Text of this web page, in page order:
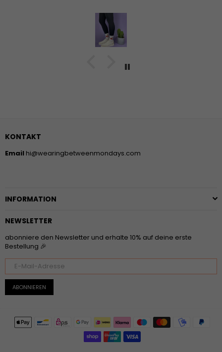
KONTAKT
Email hi@wearingbetweenmondays.com
INFORMATION
NEWSLETTER
abonniere den Newsletter und erhalte 10% auf deine erste
Bestellung 🎉
ABONNIEREN